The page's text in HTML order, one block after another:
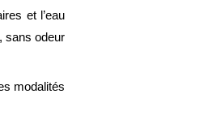
et l’eau
sans odeur
modalités